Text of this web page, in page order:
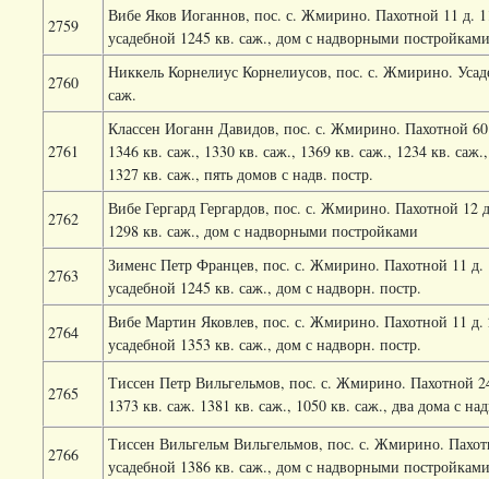
2759
Вибе Яков Иоганнов, пос. с. Жмирино. Пахотной 11 д.
усадебной 1245 кв. саж., дом с надворными постройками
2760
Никкель Корнелиус Корнелиусов, пос. с. Жмирино.
саж.
2761
Классен Иоганн Давидов, пос. с. Жмирино. Пахотной 60
1346 кв. саж., 1330 кв. саж., 1369 кв. саж., 1234 кв.
1327 кв. саж., пять домов с надв. постр.
2762
Вибе Гергард Гергардов, пос. с. Жмирино. Пахотной 12
1298 кв. саж., дом с надворными постройками
2763
Зименс Петр Францев, пос. с. Жмирино. Пахотной 11 д.
усадебной 1245 кв. саж., дом с надворн. постр.
2764
Вибе Мартин Яковлев, пос. с. Жмирино. Пахотной 11 д.
усадебной 1353 кв. саж., дом с надворн. постр.
2765
Тиссен Петр Вильгельмов, пос. с. Жмирино. Пахотной
1373 кв. саж. 1381 кв. саж., 1050 кв. саж., два дома с
2766
Тиссен Вильгельм Вильгельмов, пос. с. Жмирино.
усадебной 1386 кв. саж., дом с надворными постройками